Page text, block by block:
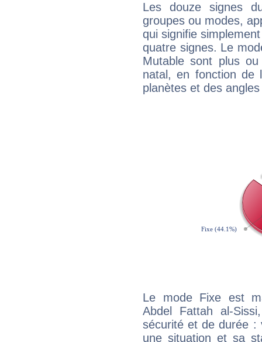
Les douze signes
groupes ou modes,
qui signifie
quatre signes. Le
Mutable sont plus
natal, en fonction de
planètes et des
Le mode Fixe est
Abdel Fattah al-
sécurité et de durée :
une situation et sa